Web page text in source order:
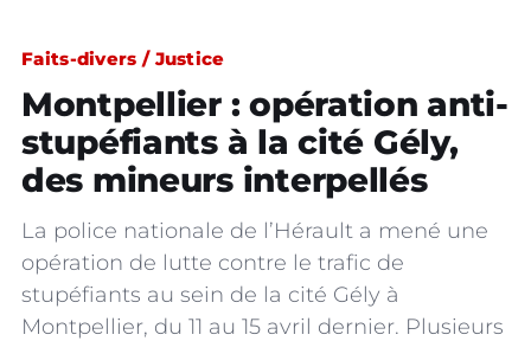
Faits-divers / Justice
Montpellier : opération anti-
stupéfiants à la cité Gély,
des mineurs interpellés
La police nationale de l’Hérault a mené une
opération de lutte contre le trafic de
stupéfiants au sein de la cité Gély à
Montpellier, du 11 au 15 avril dernier. Plusieurs